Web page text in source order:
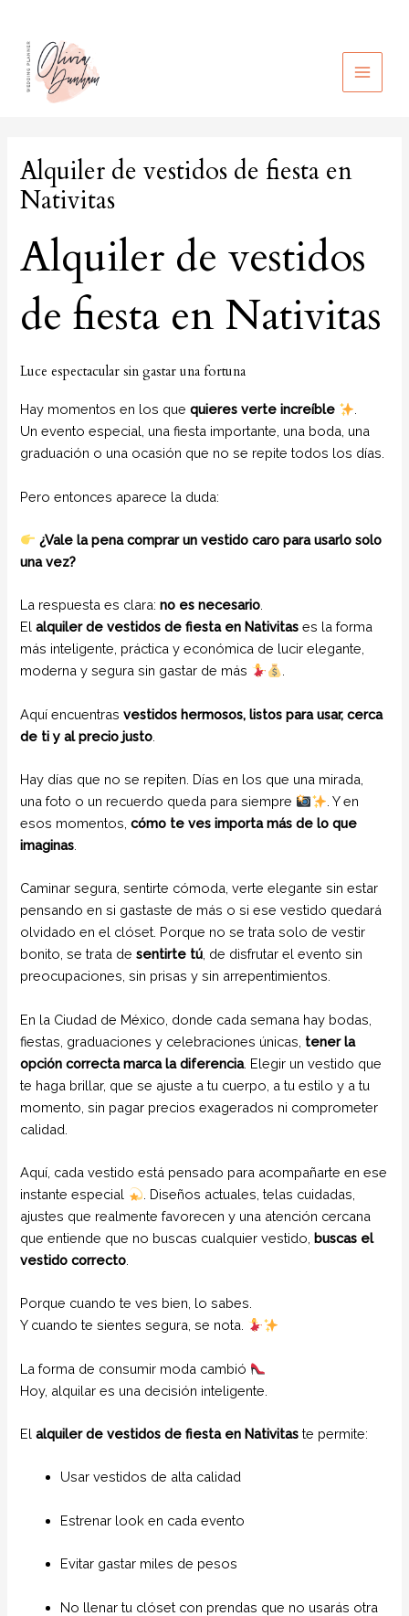
contenido
MAIN
Alquiler de vestidos de fiesta en
Nativitas
Alquiler de vestidos
de fiesta en Nativitas
Luce espectacular sin gastar una fortuna
Hay momentos en los quequieres verte increíble
Un evento especial, una fiesta importante, una boda, una
graduación o una ocasión que no se repite todos los días.
Pero entonces aparece la duda:
¿Vale la pena comprar un vestido caro para usarlo solo
una vez?
La respuesta es clara:no es necesario
Elalquiler de vestidos de fiesta en Nativitas es la forma
más inteligente, práctica y económica de lucir elegante,
moderna y segura sin gastar de más
Aquí encuentrasvestidos hermosos, listos para usar, cerca
de ti y al precio justo
Hay días que no se repiten. Días en los que una mirada,
una foto o un recuerdo queda para siempre
. Y en
esos momentos,cómo te ves importa más de lo que
imaginas
Caminar segura, sentirte cómoda, verte elegante sin estar
pensando en si gastaste de más o si ese vestido quedará
olvidado en el clóset. Porque no se trata solo de vestir
bonito, se trata desentirte tú, de disfrutar el evento sin
preocupaciones, sin prisas y sin arrepentimientos.
En la Ciudad de México, donde cada semana hay bodas,
fiestas, graduaciones y celebraciones únicas, tener la
opción correcta marca la diferencia. Elegir un vestido que
te haga brillar, que se ajuste a tu cuerpo, a tu estilo y a tu
momento, sin pagar precios exagerados ni comprometer
calidad.
Aquí, cada vestido está pensado para acompañarte en ese
instante especial
. Diseños actuales, telas cuidadas,
ajustes que realmente favorecen y una atención cercana
que entiende que no buscas cualquier vestido,buscas el
vestido correcto
Porque cuando te ves bien, lo sabes.
Y cuando te sientes segura, se nota.
La forma de consumir moda cambió
Hoy, alquilar es una decisión inteligente.
Elalquiler de vestidos de fiesta en Nativitaste permite:
Usar vestidos de alta calidad
Estrenar look en cada evento
Evitar gastar miles de pesos
No llenar tu clóset con prendas que no usarás otra